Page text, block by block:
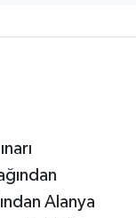
Alanya